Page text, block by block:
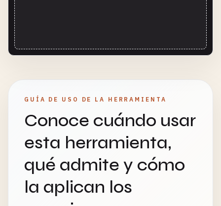
GUÍA DE USO DE LA HERRAMIENTA
Conoce cuándo usar
esta herramienta,
qué admite y cómo
la aplican los